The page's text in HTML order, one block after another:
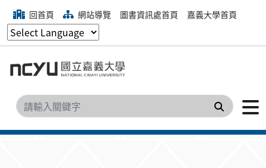
回首頁 網站導覽 圖書資訊處首頁 嘉義大學首頁
搜尋